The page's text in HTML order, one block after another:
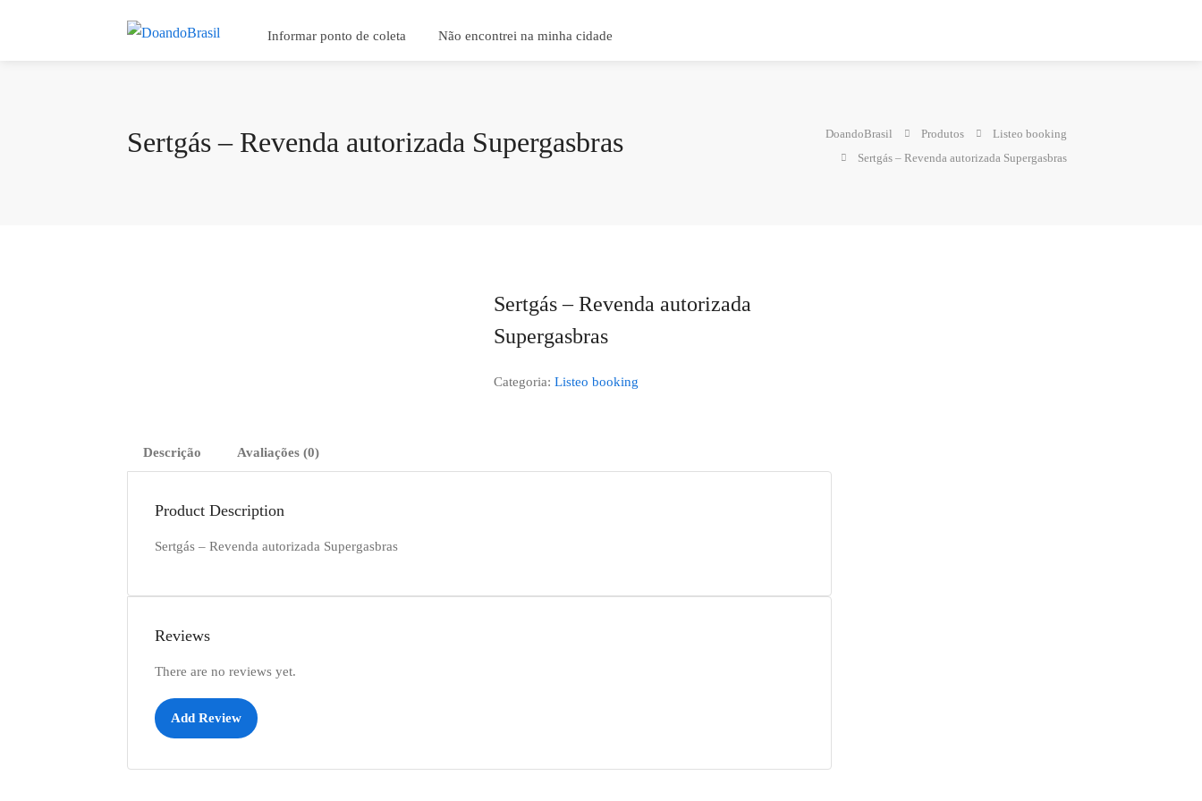
Informar ponto de coleta Não encontrei na minha cidade
Sertgás – Revenda autorizada Supergasbras DoandoBrasil Produtos
Listeo booking
Sertgás – Revenda autorizada Supergasbras
Sertgás – Revenda autorizada
Supergasbras
Categoria: Listeo booking
Descrição Avaliações (0)
Product Description
Sertgás – Revenda autorizada Supergasbras
Reviews
There are no reviews yet.
Add Review